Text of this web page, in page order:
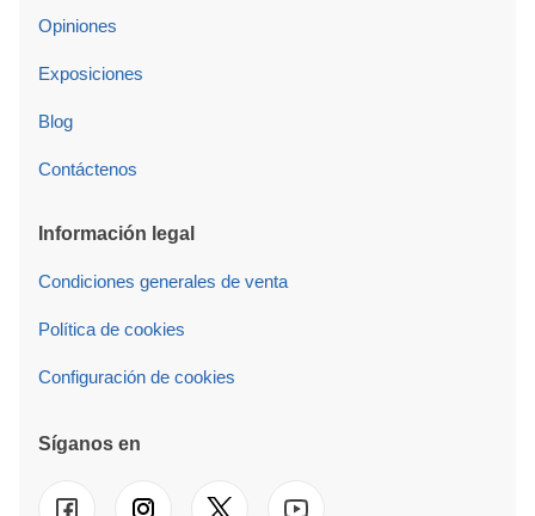
Opiniones
Exposiciones
Blog
Contáctenos
Información legal
Condiciones generales de venta
Política de cookies
Configuración de cookies
Síganos en